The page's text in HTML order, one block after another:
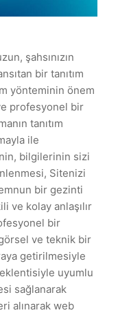
şahsınızın
bir tanıtım
yönteminin önem
profesyonel bir
tanıtım
ile
bilgilerinin sizi
Sitenizi
bir gezinti
ve kolay anlaşılır
bir
ve teknik bir
getirilmesiyle
uyumlu
sağlanarak
alınarak web